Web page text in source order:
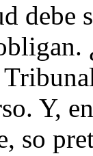
debe
Y,
so